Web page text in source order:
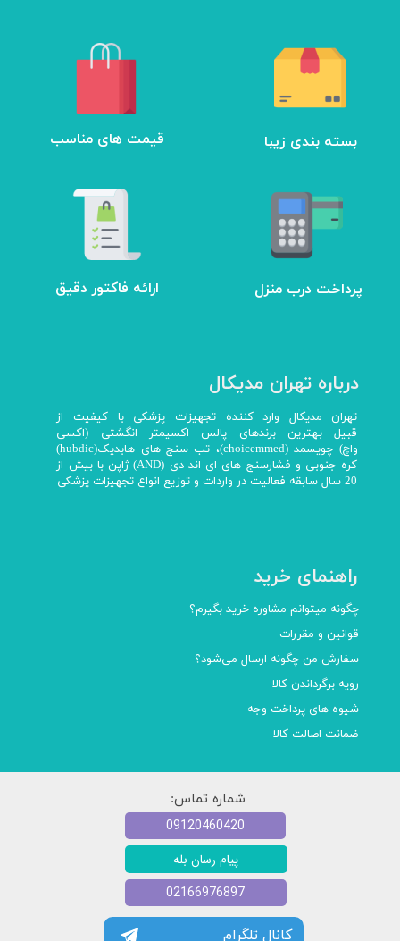
★★★★
★★★★★
​قیمت های مناسب بسته بندی زیبا
ارائه فاکتور دقیق پرداخت درب منزل
درباره تهران مدیکال
تهران مدیکال وارد کننده تجهیزات پزشکی با کیفیت از
قبیل بهترین برندهای پالس اکسیمتر انگشتی (اکسی
واچ) چویسمد (choicemmed)، تب سنج های هابدیک(hubdic)
کره جنوبی و فشارسنج های ای اند دی (AND) ژاپن با بیش از
20 سال سابقه فعالیت در واردات و توزیع انواع تجهیزات پزشکی
راهنمای خرید
چگونه میتوانم مشاوره خرید بگیرم؟
قوانین و مقررات
سفارش من چگونه ارسال می‌شود؟
رویه برگرداندن کالا
شیوه های پرداخت وجه
ضمانت اصالت کالا
شماره تماس:
کانال تلگرام
پیام رسان بله
09120460420
02166976897